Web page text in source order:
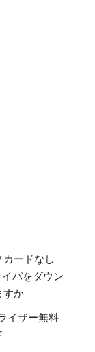
ードなし
バをダウン
すか
イザー無料